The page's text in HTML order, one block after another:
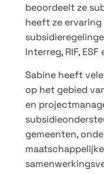
beoordeelt ze
heeft ze
Interreg, RIF,
Sabine heeft
op het gebied
en
gemeenten,